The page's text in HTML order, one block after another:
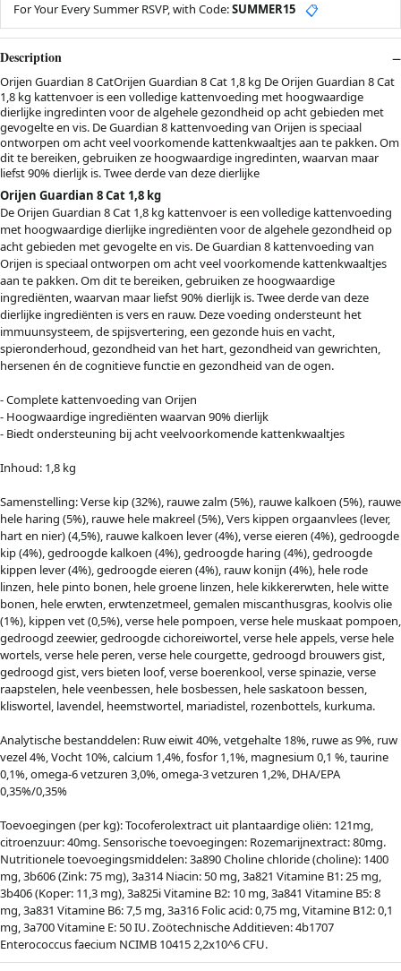
For Your Every Summer RSVP, with Code:SUMMER15 📋
Description
Orijen Guardian 8 CatOrijen Guardian 8 Cat 1,8 kg De Orijen Guardian 8 Cat
1,8 kg kattenvoer is een volledige kattenvoeding met hoogwaardige
dierlijke ingredinten voor de algehele gezondheid op acht gebieden met
gevogelte en vis. De Guardian 8 kattenvoeding van Orijen is speciaal
ontworpen om acht veel voorkomende kattenkwaaltjes aan te pakken. Om
dit te bereiken, gebruiken ze hoogwaardige ingredinten, waarvan maar
liefst 90% dierlijk is. Twee derde van deze dierlijke
Orijen Guardian 8 Cat 1,8 kg
De Orijen Guardian 8 Cat 1,8 kg kattenvoer is een volledige kattenvoeding
met hoogwaardige dierlijke ingrediënten voor de algehele gezondheid op
acht gebieden met gevogelte en vis. De Guardian 8 kattenvoeding van
Orijen is speciaal ontworpen om acht veel voorkomende kattenkwaaltjes
aan te pakken. Om dit te bereiken, gebruiken ze hoogwaardige
ingrediënten, waarvan maar liefst 90% dierlijk is. Twee derde van deze
dierlijke ingrediënten is vers en rauw. Deze voeding ondersteunt het
immuunsysteem, de spijsvertering, een gezonde huis en vacht,
spieronderhoud, gezondheid van het hart, gezondheid van gewrichten,
hersenen én de cognitieve functie en gezondheid van de ogen.
- Complete kattenvoeding van Orijen
- Hoogwaardige ingrediënten waarvan 90% dierlijk
- Biedt ondersteuning bij acht veelvoorkomende kattenkwaaltjes
Inhoud: 1,8 kg
Samenstelling: Verse kip (32%), rauwe zalm (5%), rauwe kalkoen (5%), rauwe
hele haring (5%), rauwe hele makreel (5%), Vers kippen orgaanvlees (lever,
hart en nier) (4,5%), rauwe kalkoen lever (4%), verse eieren (4%), gedroogde
kip (4%), gedroogde kalkoen (4%), gedroogde haring (4%), gedroogde
kippen lever (4%), gedroogde eieren (4%), rauw konijn (4%), hele rode
linzen, hele pinto bonen, hele groene linzen, hele kikkererwten, hele witte
bonen, hele erwten, erwtenzetmeel, gemalen miscanthusgras, koolvis olie
(1%), kippen vet (0,5%), verse hele pompoen, verse hele muskaat pompoen,
gedroogd zeewier, gedroogde cichoreiwortel, verse hele appels, verse hele
wortels, verse hele peren, verse hele courgette, gedroogd brouwers gist,
gedroogd gist, vers bieten loof, verse boerenkool, verse spinazie, verse
raapstelen, hele veenbessen, hele bosbessen, hele saskatoon bessen,
kliswortel, lavendel, heemstwortel, mariadistel, rozenbottels, kurkuma.
Analytische bestanddelen: Ruw eiwit 40%, vetgehalte 18%, ruwe as 9%, ruw
vezel 4%, Vocht 10%, calcium 1,4%, fosfor 1,1%, magnesium 0,1 %, taurine
0,1%, omega-6 vetzuren 3,0%, omega-3 vetzuren 1,2%, DHA/EPA
0,35%/0,35%
Toevoegingen (per kg): Tocoferolextract uit plantaardige oliën: 121mg,
citroenzuur: 40mg. Sensorische toevoegingen: Rozemarijnextract: 80mg.
Nutritionele toevoegingsmiddelen: 3a890 Choline chloride (choline): 1400
mg, 3b606 (Zink: 75 mg), 3a314 Niacin: 50 mg, 3a821 Vitamine B1: 25 mg,
3b406 (Koper: 11,3 mg), 3a825i Vitamine B2: 10 mg, 3a841 Vitamine B5: 8
mg, 3a831 Vitamine B6: 7,5 mg, 3a316 Folic acid: 0,75 mg, Vitamine B12: 0,1
mg, 3a700 Vitamine E: 50 IU. Zoötechnische Additieven: 4b1707
Enterococcus faecium NCIMB 10415 2,2x10^6 CFU.